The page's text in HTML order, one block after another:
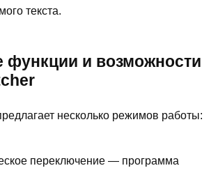
текста.
и возможности
несколько режимов работы:
переключение — программа